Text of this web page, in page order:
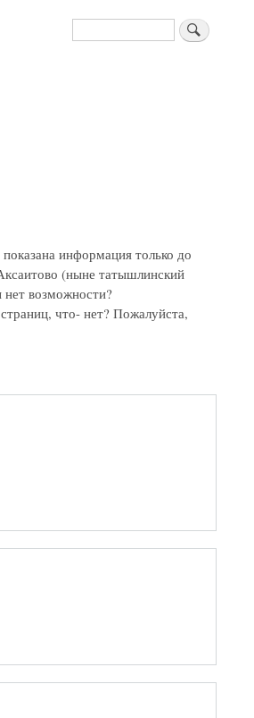
Поиск
информация только до
(ныне татышлинский
возможности?
что- нет? Пожалуйста,